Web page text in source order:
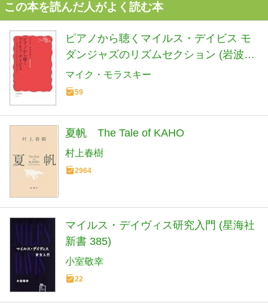
この本を読んだ人がよく読む本
ピアノから聴くマイルス・デイビス モ
ダンジャズのリズムセクション (岩波新
書 新赤版 2113)
マイク・モラスキー
59
夏帆 The Tale of KAHO
村上春樹
2964
マイルス・デイヴィス研究入門 (星海社
新書 385)
小室敬幸
22